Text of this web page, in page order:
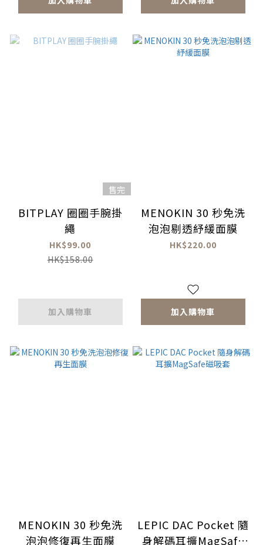
售完
BITPLAY 圈圈手腕掛
繩
HK$99.00
HK$158.00
加入購物車
MENOKIN 30 秒免洗
泡泡剔透紓緩面膜
HK$220.00
加入購物車
MENOKIN 30 秒免洗
泡泡修復再生面膜
LEPIC DAC Pocket 隨
身解碼耳擴MagSafe